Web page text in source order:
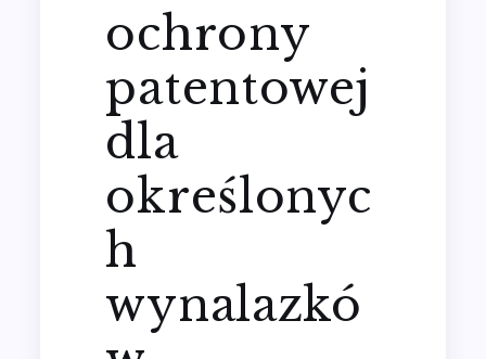
ochrony
patentowej
dla
określonyc
h
wynalazkó